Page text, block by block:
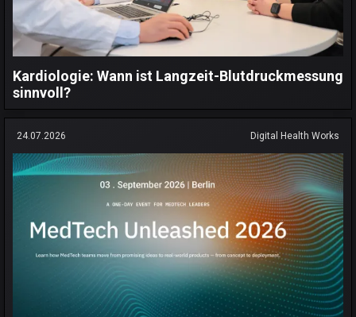
Kardiologie: Wann ist Langzeit-Blutdruckmessung
sinnvoll?
24.07.2026 Digital Health Works